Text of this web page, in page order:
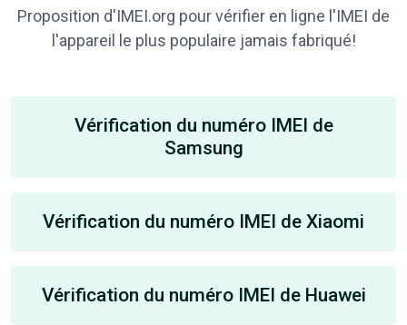
Proposition d'IMEI.org pour vérifier en ligne l'IMEI de
l'appareil le plus populaire jamais fabriqué!
Vérification du numéro IMEI de
Samsung
Vérification du numéro IMEI de Xiaomi
Vérification du numéro IMEI de Huawei